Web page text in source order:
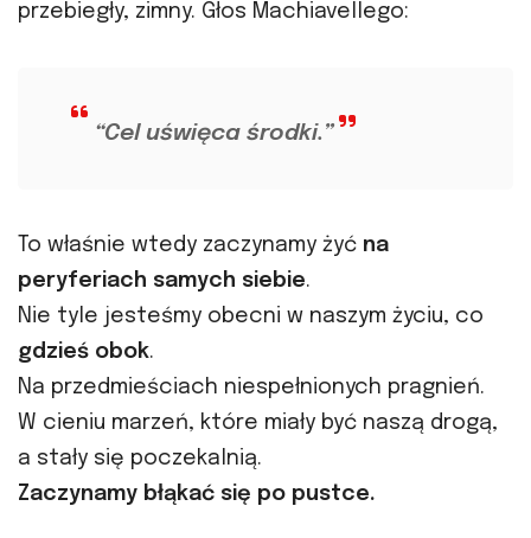
przebiegły, zimny. Głos Machiavellego:
“Cel uświęca środki.”
To właśnie wtedy zaczynamy żyć na
peryferiach samych siebie.
Nie tyle jesteśmy obecni w naszym życiu, co
gdzieś obok.
Na przedmieściach niespełnionych pragnień.
W cieniu marzeń, które miały być naszą drogą,
a stały się poczekalnią.
Zaczynamy błąkać się po pustce.